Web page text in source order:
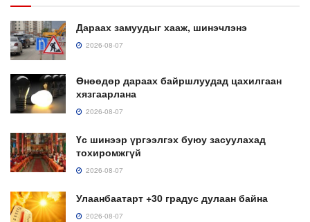
Дараах замуудыг хааж, шинэчлэнэ
2026-08-07
Өнөөдөр дараах байршлуудад цахилгаан
хязгаарлана
2026-08-07
Үс шинээр үргээлгэх буюу засуулахад
тохиромжгүй
2026-08-07
Улаанбаатарт +30 градус дулаан байна
2026-08-07